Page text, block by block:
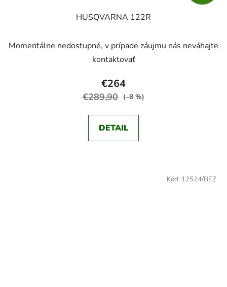
HUSQVARNA 122R
Momentálne nedostupné, v prípade záujmu nás neváhajte
kontaktovať
€264
€289,90 (–8 %)
DETAIL
Kód: 12524/BEZ